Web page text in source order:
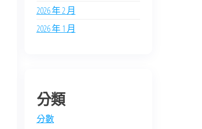
2026 年 2 月
2026 年 1 月
分類
分數